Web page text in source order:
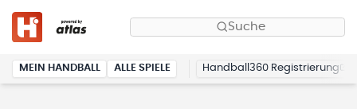
Suche
MEIN HANDBALL ALLE SPIELE Handball360 Registrierung